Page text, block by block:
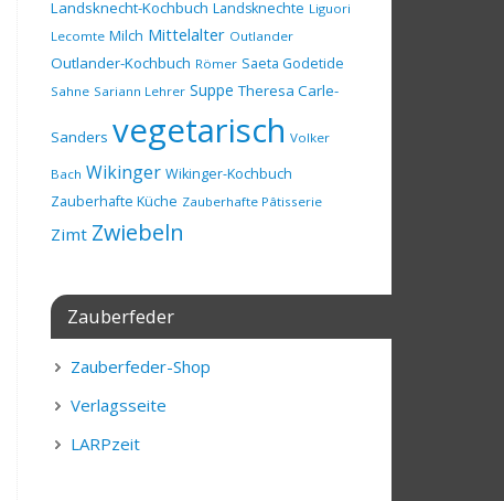
Landsknecht-Kochbuch Landsknechte Liguori
Lecomte Milch Mittelalter Outlander
Outlander-Kochbuch Römer Saeta Godetide
Sahne Sariann Lehrer Suppe Theresa Carle-
Sanders vegetarisch Volker
Bach Wikinger Wikinger-Kochbuch
Zauberhafte Küche Zauberhafte Pâtisserie
Zimt Zwiebeln
Zauberfeder
Zauberfeder-Shop
Verlagsseite
LARPzeit